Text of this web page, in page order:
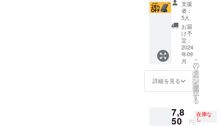
リ等で
の動作
につい
ては保
証いた
しかね
ます。
何卒ご
理解い
ただけ
ますよ
うよろ
願いい
たしま
給状
況、製
造工程
上の都
合等に
より出
荷時期
が遅れ
る場合
ます。
※適格請
者登録
番号：
ご支援
により
量産効
率が向
上した
場合、
正規販
売価格
が販売
格より
下がる
いま
す。 ※
合等に
より出
荷時期
が遅れ
ること
がござ
いま
す。 ※
デザイ
ン・仕
様は変
ざいま
す。ご
×1 ・
【購入
特典】
MagSaf
e互換ス
テッ
カー×1
※ リ
ターン
価格は
価格で
す。 ※
円(税込)
より
28%OF
F ※日本
語取扱
説明書
及び商
品到着
後1ヶ月
間の交
換保証
付き ・
ド型モ
バイル
支援
者：
5人
お届
け予
定：
2024
年09
月
詳細を見る
こ
の
リ
タ
ー
ン
を
選
択
す
る
7,8
50 円
在庫な
し